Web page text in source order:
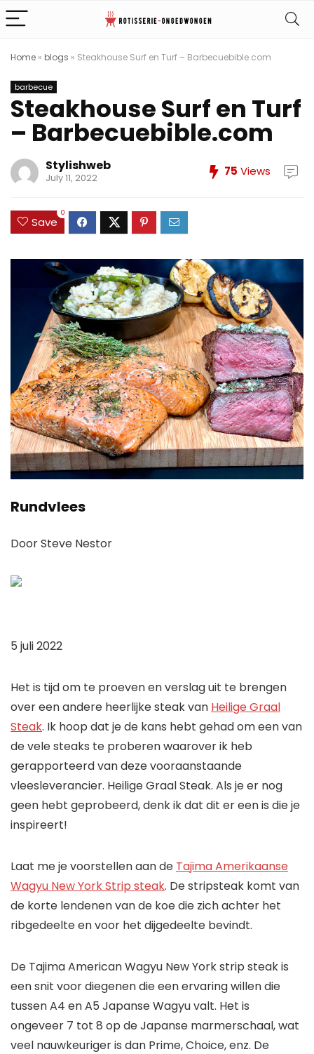
Home » blogs » Steakhouse Surf en Turf – Barbecuebible.com
barbecue
Steakhouse Surf en Turf
– Barbecuebible.com
Stylishweb
July 11, 2022 75 Views
Save
0
Rundvlees
Door Steve Nestor
5 juli 2022
Het is tijd om te proeven en verslag uit te brengen
over een andere heerlijke steak van Heilige Graal
Steak. Ik hoop dat je de kans hebt gehad om een ​​van
de vele steaks te proberen waarover ik heb
gerapporteerd van deze vooraanstaande
vleesleverancier. Heilige Graal Steak. Als je er nog
geen hebt geprobeerd, denk ik dat dit er een is die je
inspireert!
Laat me je voorstellen aan de Tajima Amerikaanse
Wagyu New York Strip steak. De stripsteak komt van
de korte lendenen van de koe die zich achter het
ribgedeelte en voor het dijgedeelte bevindt.
De Tajima American Wagyu New York strip steak is
een snit voor diegenen die een ervaring willen die
tussen A4 en A5 Japanse Wagyu valt. Het is
ongeveer 7 tot 8 op de Japanse marmerschaal, wat
veel nauwkeuriger is dan Prime, Choice, enz. De